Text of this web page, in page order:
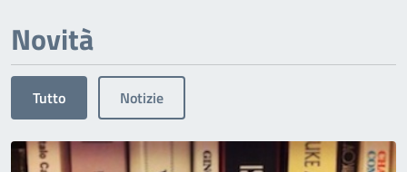
Novità
Tutto Notizie